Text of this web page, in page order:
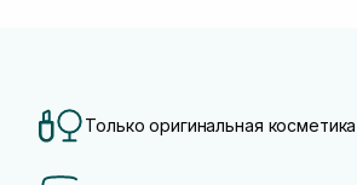
Только оригинальная косметика